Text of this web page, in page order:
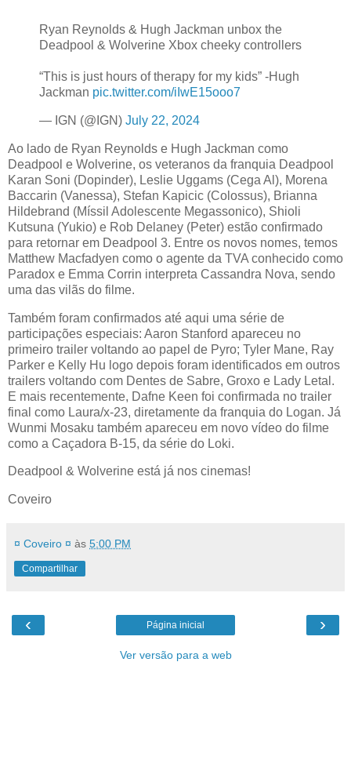
Ryan Reynolds & Hugh Jackman unbox the
Deadpool & Wolverine Xbox cheeky controllers
“This is just hours of therapy for my kids” -Hugh
Jackman pic.twitter.com/iIwE15ooo7
— IGN (@IGN) July 22, 2024
Ao lado de Ryan Reynolds e Hugh Jackman como
Deadpool e Wolverine, os veteranos da franquia Deadpool
Karan Soni (Dopinder), Leslie Uggams (Cega Al), Morena
Baccarin (Vanessa), Stefan Kapicic (Colossus), Brianna
Hildebrand (Míssil Adolescente Megassonico), Shioli
Kutsuna (Yukio) e Rob Delaney (Peter) estão confirmado
para retornar em Deadpool 3. Entre os novos nomes, temos
Matthew Macfadyen como o agente da TVA conhecido como
Paradox e Emma Corrin interpreta Cassandra Nova, sendo
uma das vilãs do filme.
Também foram confirmados até aqui uma série de
participações especiais: Aaron Stanford apareceu no
primeiro trailer voltando ao papel de Pyro; Tyler Mane, Ray
Parker e Kelly Hu logo depois foram identificados em outros
trailers voltando com Dentes de Sabre, Groxo e Lady Letal.
E mais recentemente, Dafne Keen foi confirmada no trailer
final como Laura/x-23, diretamente da franquia do Logan. Já
Wunmi Mosaku também apareceu em novo vídeo do filme
como a Caçadora B-15, da série do Loki.
Deadpool & Wolverine está já nos cinemas!
Coveiro
¤ Coveiro ¤ às 5:00 PM
Compartilhar
‹ ›
Página inicial
Ver versão para a web